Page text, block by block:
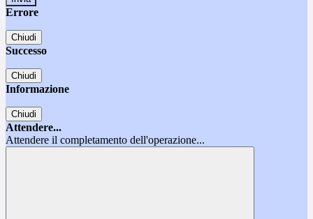
Errore
Chiudi
Successo
Chiudi
Informazione
Chiudi
Attendere...
Attendere il completamento dell'operazione...